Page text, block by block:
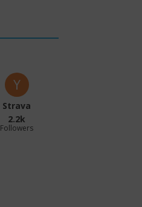
Strava
2.2k
Followers